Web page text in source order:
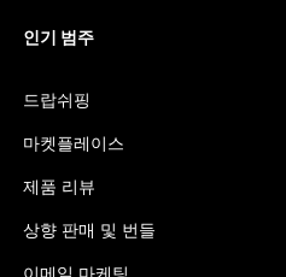
인기 범주
드랍쉬핑
마켓플레이스
제품 리뷰
상향 판매 및 번들